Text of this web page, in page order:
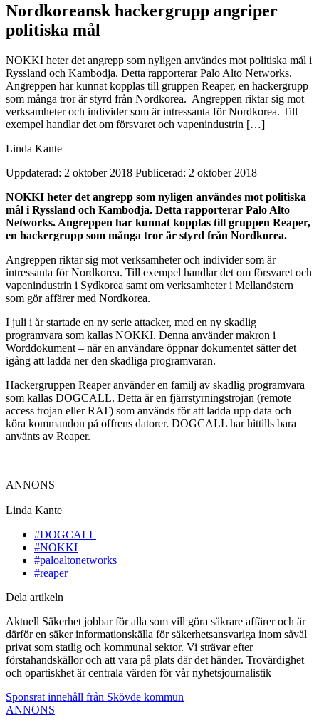
Nordkoreansk hackergrupp angriper
politiska mål
NOKKI heter det angrepp som nyligen användes mot politiska mål i
Ryssland och Kambodja. Detta rapporterar Palo Alto Networks.
Angreppen har kunnat kopplas till gruppen Reaper, en hackergrupp
som många tror är styrd från Nordkorea. Angreppen riktar sig mot
verksamheter och individer som är intressanta för Nordkorea. Till
exempel handlar det om försvaret och vapenindustrin […]
Linda Kante
Uppdaterad: 2 oktober 2018 Publicerad: 2 oktober 2018
NOKKI heter det angrepp som nyligen användes mot politiska
mål i Ryssland och Kambodja. Detta rapporterar Palo Alto
Networks. Angreppen har kunnat kopplas till gruppen Reaper,
en hackergrupp som många tror är styrd från Nordkorea.
Angreppen riktar sig mot verksamheter och individer som är
intressanta för Nordkorea. Till exempel handlar det om försvaret och
vapenindustrin i Sydkorea samt om verksamheter i Mellanöstern
som gör affärer med Nordkorea.
I juli i år startade en ny serie attacker, med en ny skadlig
programvara som kallas NOKKI. Denna använder makron i
Worddokument – när en användare öppnar dokumentet sätter det
igång att ladda ner den skadliga programvaran.
Hackergruppen Reaper använder en familj av skadlig programvara
som kallas DOGCALL. Detta är en fjärrstyrningstrojan (remote
access trojan eller RAT) som används för att ladda upp data och
köra kommandon på offrens datorer. DOGCALL har hittills bara
använts av Reaper.
ANNONS
Linda Kante
#DOGCALL
#NOKKI
#paloaltonetworks
#reaper
Dela artikeln
Aktuell Säkerhet jobbar för alla som vill göra säkrare affärer och är
därför en säker informationskälla för säkerhetsansvariga inom såväl
privat som statlig och kommunal sektor. Vi strävar efter
förstahandskällor och att vara på plats där det händer. Trovärdighet
och opartiskhet är centrala värden för vår nyhetsjournalistik
Sponsrat innehåll från Skövde kommun
ANNONS